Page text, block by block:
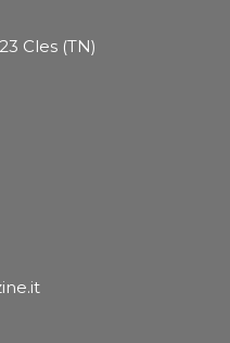
Cles (TN)